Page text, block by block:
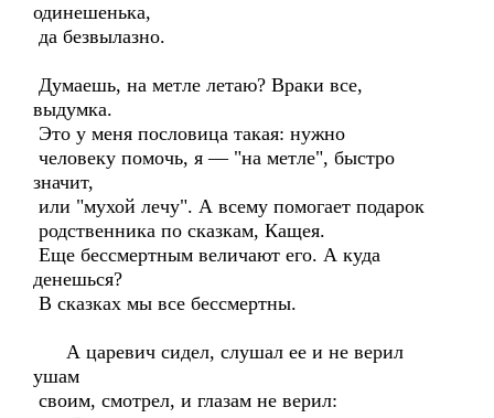
одинешенька,
да безвылазно.
Думаешь, на метле летаю? Враки все,
выдумка.
Это у меня пословица такая: нужно
человеку помочь, я — "на метле", быстро
значит,
или "мухой лечу". А всему помогает подарок
родственника по сказкам, Кащея.
Еще бессмертным величают его. А куда
денешься?
В сказках мы все бессмертны.
А царевич сидел, слушал ее и не верил
ушам
своим, смотрел, и глазам не верил: